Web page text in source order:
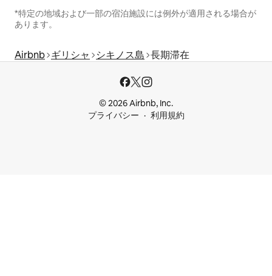
*特定の地域および一部の宿泊施設には例外が適用される場合が
あります。
Airbnb ギリシャ シキノス島 長期滞在
© 2026 Airbnb, Inc.
プライバシー
利用規約